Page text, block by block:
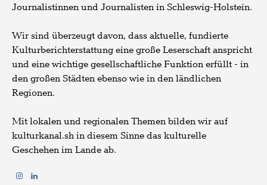
Journalistinnen und Journalisten in Schleswig-Holstein.
Wir sind überzeugt davon, dass aktuelle, fundierte
Kulturberichterstattung eine große Leserschaft anspricht
und eine wichtige gesellschaftliche Funktion erfüllt - in
den großen Städten ebenso wie in den ländlichen
Regionen.
Mit lokalen und regionalen Themen bilden wir auf
kulturkanal.sh in diesem Sinne das kulturelle
Geschehen im Lande ab.